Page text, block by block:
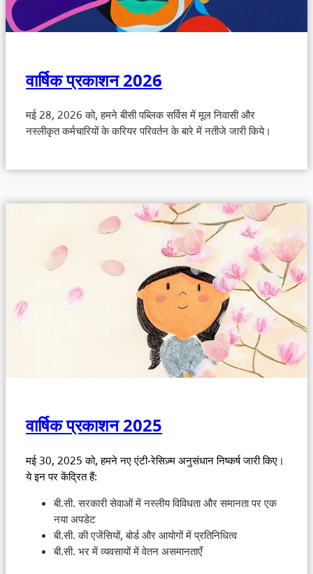
वार्षिक प्रकाशन 2026
मई 28, 2026 को, हमने बीसी पब्लिक सर्विस में मूल निवासी और
नस्लीकृत कर्मचारियों के करियर परिवर्तन के बारे में नतीजे जारी किये।
वार्षिक प्रकाशन 2025
मई 30, 2025 को, हमने नए एंटी-रेसिज़्म अनुसंधान निष्कर्ष जारी किए।
ये इन पर केंद्रित हैं:
बी.सी. सरकारी सेवाओं में नस्लीय विविधता और समानता पर एक
नया अपडेट
बी.सी. की एजेंसियों, बोर्ड और आयोगों में प्रतिनिधित्व
बी.सी. भर में व्यवसायों में वेतन असमानताएँ